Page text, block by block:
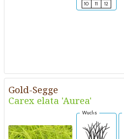
10
11 12
Gold-Segge
Carex elata 'Aurea'
Wuchs